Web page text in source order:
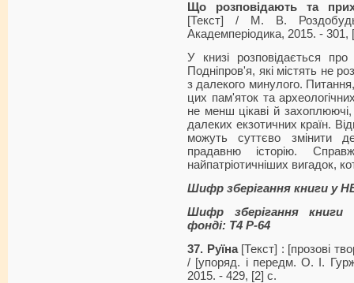
Що розповідають та
[Текст] / М. В.
Академперіодика, 2015. - 301,
У книзі розповідається про
Подніпров'я, які містять не
з далекого минулого.
цих пам'яток та
не менш цікаві й захоплюючі,
далеких екзотичних країн.
можуть суттєво змінити
прадавню історію.
найпатріотичніших вигадок,
Шифр зберігання книги у
Шифр зберігання книги
фонді: Т4 Р-64
37. Руїна[Текст] : [прозові
/ [упоряд. і передм. О. І.
2015. - 429, [2] с.